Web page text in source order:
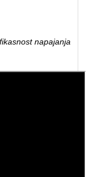
napajanja